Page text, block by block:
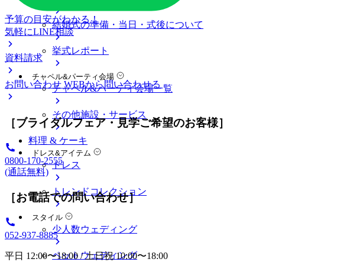
結婚式の準備・当日・式後について
挙式レポート
チャペル&パーティ会場
チャペル&パーティ会場一覧
その他施設・サービス
料理 & ケーキ
ドレス&アイテム
ドレス
トレンドコレクション
スタイル
少人数ウェディング
ペットウェディング
予算の目安がわかる！
気軽にLINE相談
資料請求
お問い合わせ WEBから問い合わせる
［ブライダルフェア・見学ご希望のお客様］
0800-170-2555
(通話無料)
［お電話での問い合わせ］
052-937-8885
平日 12:00〜18:00 / 土日祝 10:00〜18:00